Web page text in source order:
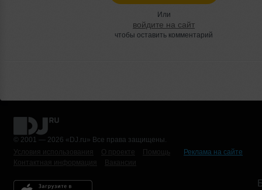
Или
войдите на сайт
чтобы оставить комментарий
© 2001 — 2026 «DJ.ru» Все права защищены.
Условия использования
О проекте Помощь
Реклама на сайте
Контактная информация
Вакансии